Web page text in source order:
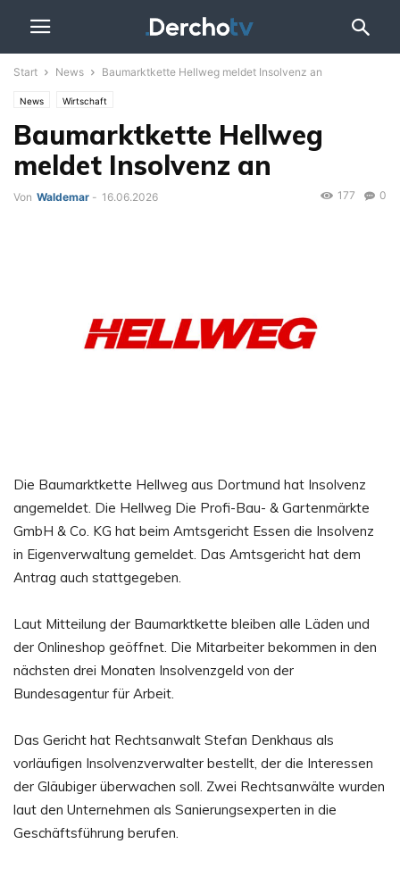
Start News Baumarktkette Hellweg meldet Insolvenz an
News Wirtschaft
Baumarktkette Hellweg
meldet Insolvenz an
Von Waldemar - 16.06.2026 0
177
Die Baumarktkette Hellweg aus Dortmund hat Insolvenz
angemeldet. Die Hellweg Die Profi-Bau- & Gartenmärkte
GmbH & Co. KG hat beim Amtsgericht Essen die Insolvenz
in Eigenverwaltung gemeldet. Das Amtsgericht hat dem
Antrag auch stattgegeben.
Laut Mitteilung der Baumarktkette bleiben alle Läden und
der Onlineshop geöffnet. Die Mitarbeiter bekommen in den
nächsten drei Monaten Insolvenzgeld von der
Bundesagentur für Arbeit.
Das Gericht hat Rechtsanwalt Stefan Denkhaus als
vorläufigen Insolvenzverwalter bestellt, der die Interessen
der Gläubiger überwachen soll. Zwei Rechtsanwälte wurden
laut den Unternehmen als Sanierungsexperten in die
Geschäftsführung berufen.